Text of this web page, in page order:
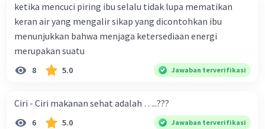
ketika mencuci piring ibu selalu tidak lupa mematikan
keran air yang mengalir sikap yang dicontohkan ibu
menunjukkan bahwa menjaga ketersediaan energi
merupakan suatu
8 5.0 Jawaban terverifikasi
Ciri - Ciri makanan sehat adalah …..???
6 5.0 Jawaban terverifikasi